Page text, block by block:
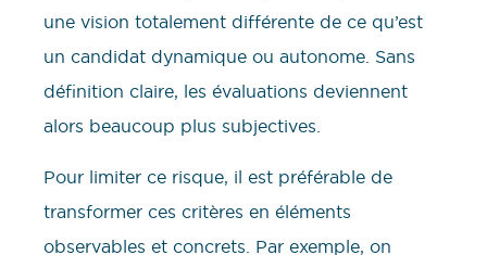
une vision totalement différente de ce qu’est
un candidat dynamique ou autonome. Sans
définition claire, les évaluations deviennent
alors beaucoup plus subjectives.
Pour limiter ce risque, il est préférable de
transformer ces critères en éléments
observables et concrets. Par exemple, on